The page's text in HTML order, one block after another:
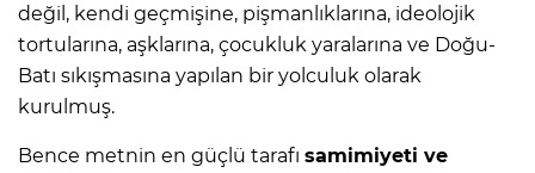
değil, kendi geçmişine, pişmanlıklarına, ideolojik
tortularına, aşklarına, çocukluk yaralarına ve Doğu-
Batı sıkışmasına yapılan bir yolculuk olarak
kurulmuş.
Bence metnin en güçlü tarafı samimiyeti ve